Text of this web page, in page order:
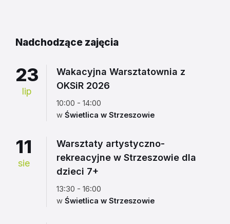
Nadchodzące zajęcia
23
lip
Wakacyjna Warsztatownia z
OKSiR 2026
10:00 - 14:00
w Świetlica w Strzeszowie
11
sie
Warsztaty artystyczno-
rekreacyjne w Strzeszowie dla
dzieci 7+
13:30 - 16:00
w Świetlica w Strzeszowie